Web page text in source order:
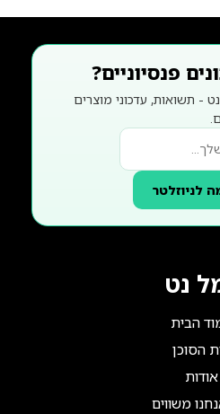
פנסיוניים?
- תשואות, עדכוני מוצרים
לניוזלטר
נט
הבית
הסוכן
אודות
משווים